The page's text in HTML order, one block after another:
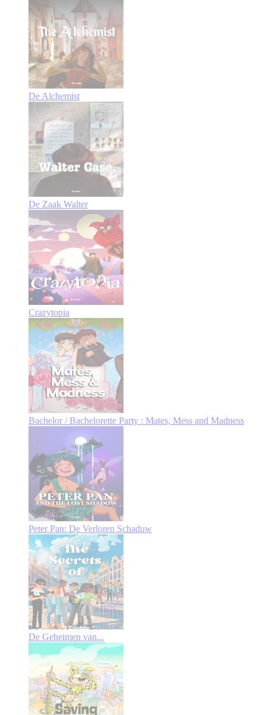
De Alchemist
De Zaak Walter
Crazytopia
Bachelor / Bachelorette Party : Mates, Mess and Madness
Peter Pan: De Verloren Schaduw
De Geheimen van...